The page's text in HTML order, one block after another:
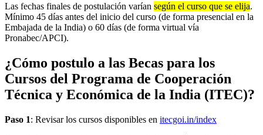
Las fechas finales de postulación varían según el curso que se elija.
Mínimo 45 días antes del inicio del curso (de forma presencial en la
Embajada de la India) o 60 días (de forma virtual vía
Pronabec/APCI).
¿Cómo postulo a las Becas para los
Cursos del Programa de Cooperación
Técnica y Económica de la India (ITEC)?
Paso 1: Revisar los cursos disponibles en itecgoi.in/index